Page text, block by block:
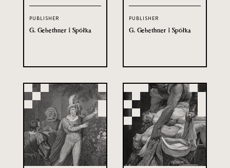
PUBLISHER
G. Gebethner i Spółka
PUBLISHER
G. Gebethner i Spółka